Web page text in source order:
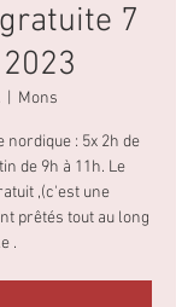
7
Mons
: 5x 2h de
de 9h à 11h. Le
,(c'est une
prêtés tout au long
.